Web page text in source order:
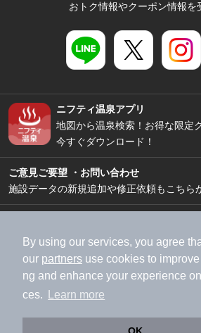
By using our services, you agree
our partners use cookies to
ng and enhance your experience
ces.
Learn more
おトク情報やクーポン情報を
ニフティ温泉アプリ
地図から温泉検索！お得な限定
今すぐダウンロード！
ご意見ご要望 ・お問い合わせ
施設データの新規追加や修正依頼もこちら
加盟店募集（資料請求）
広告
利用規約
ライフスタイル
特定商取引法に基づく表記
ヘ
運営会社